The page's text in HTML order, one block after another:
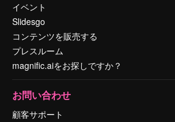
イベント
Slidesgo
コンテンツを販売する
プレスルーム
magnific.aiをお探しですか？
お問い合わせ
顧客サポート